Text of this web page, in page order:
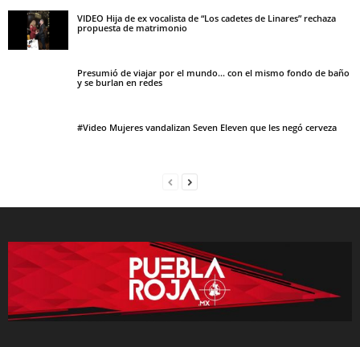
VIDEO Hija de ex vocalista de “Los cadetes de Linares” rechaza
propuesta de matrimonio
Presumió de viajar por el mundo… con el mismo fondo de baño
y se burlan en redes
#Video Mujeres vandalizan Seven Eleven que les negó cerveza